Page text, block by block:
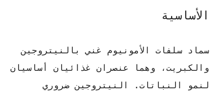
الأساسية
سماد سلفات الأمونيوم غني بالنيتروجين
والكبريت، وهما عنصران غذائيان أساسيان
لنمو النباتات.
النيتروجين ضروري